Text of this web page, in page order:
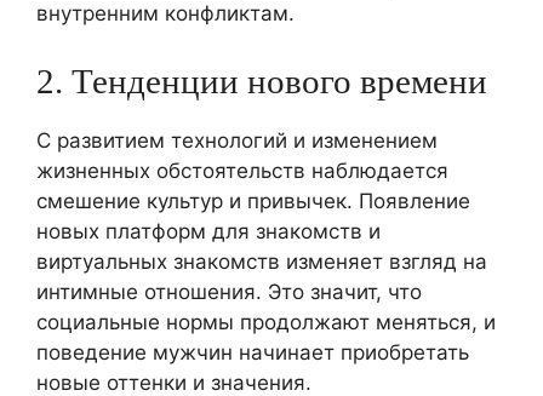
внутренним конфликтам.
2. Тенденции нового времени
С развитием технологий и изменением
жизненных обстоятельств наблюдается
смешение культур и привычек. Появление
новых платформ для знакомств и
виртуальных знакомств изменяет взгляд на
интимные отношения. Это значит, что
социальные нормы продолжают меняться, и
поведение мужчин начинает приобретать
новые оттенки и значения.